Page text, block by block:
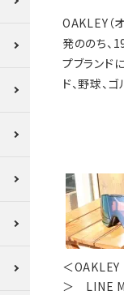
OAKLEY（
発ののち、
プブランド
ド、野球、
＜
＞ LINE